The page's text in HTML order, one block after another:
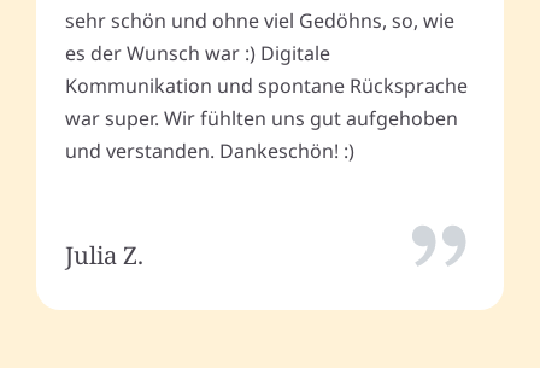
sehr schön und ohne viel Gedöhns, so, wie
es der Wunsch war :) Digitale
Kommunikation und spontane Rücksprache
war super. Wir fühlten uns gut aufgehoben
und verstanden. Dankeschön! :)
Julia Z.